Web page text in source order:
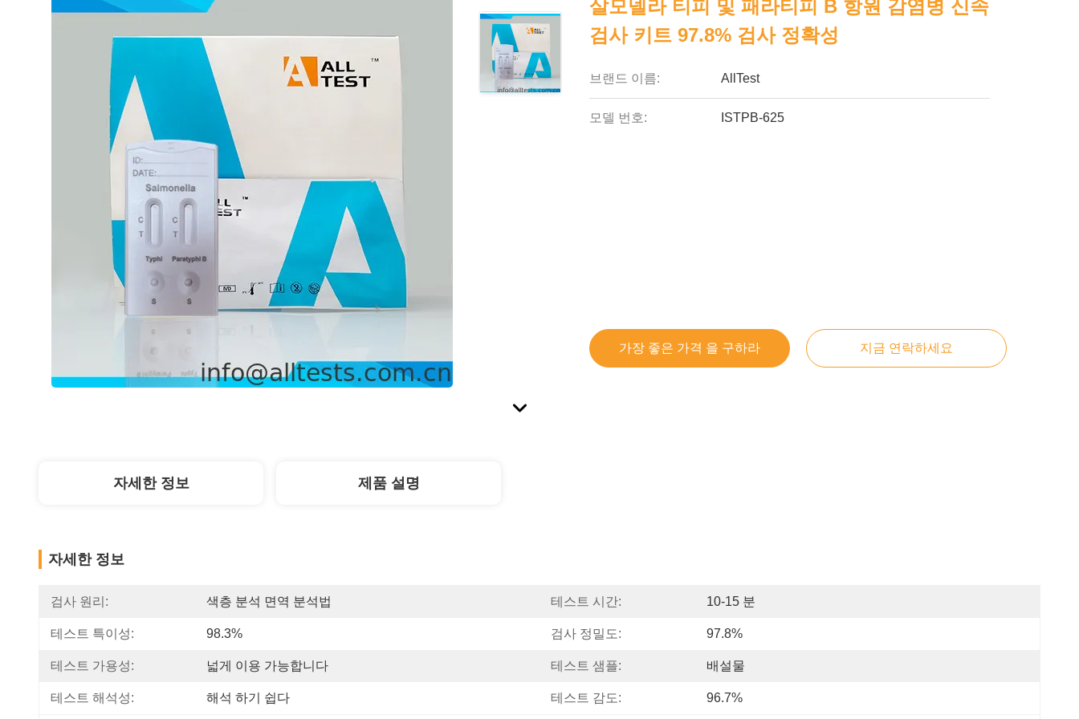
살모넬라 티피 및 패라티피 B 항원 감염병 신속
검사 키트 97.8% 검사 정확성
브랜드 이름: AllTest
모델 번호: ISTPB-625
가장 좋은 가격 을 구하라 지금 연락하세요
자세한 정보 제품 설명
자세한 정보
검사 원리: 색층 분석 면역 분석법 테스트 시간: 10-15 분
테스트 특이성: 98.3% 검사 정밀도: 97.8%
테스트 가용성: 넓게 이용 가능합니다 테스트 샘플: 배설물
테스트 해석성: 해석 하기 쉽다 테스트 감도: 96.7%